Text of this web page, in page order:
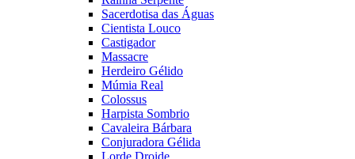
Sacerdotisa das Águas
Cientista Louco
Castigador
Massacre
Herdeiro Gélido
Múmia Real
Colossus
Harpista Sombrio
Cavaleira Bárbara
Conjuradora Gélida